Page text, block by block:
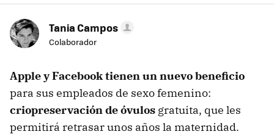
Tania Campos
Colaborador
Apple y Facebook tienen un nuevo beneficio
para sus empleados de sexo femenino:
criopreservación de óvulos gratuita, que les
permitirá retrasar unos años la maternidad.